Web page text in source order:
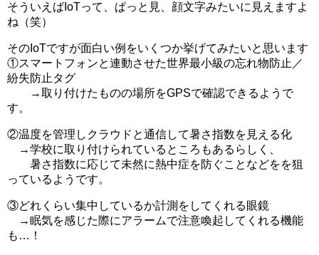
そういえばIoTって、ぱっと見、顔文字みたいに見えますよ
ね（笑）
そのIoTですが面白い例をいくつか挙げてみたいと思います
①スマートフォンと連動させた世界最小級の忘れ物防止／
紛失防止タグ
→取り付けたものの場所をGPSで確認できるようで
す。
②温度を管理しクラウドと通信して暑さ指数を見える化
→学校に取り付けられているところもあるらしく、
暑さ指数に応じて未然に熱中症を防ぐことなどをを狙
っているようです。
③どれくらい集中しているか計測をしてくれる眼鏡
→眠気を感じた際にアラームで注意喚起してくれる機能
も…！